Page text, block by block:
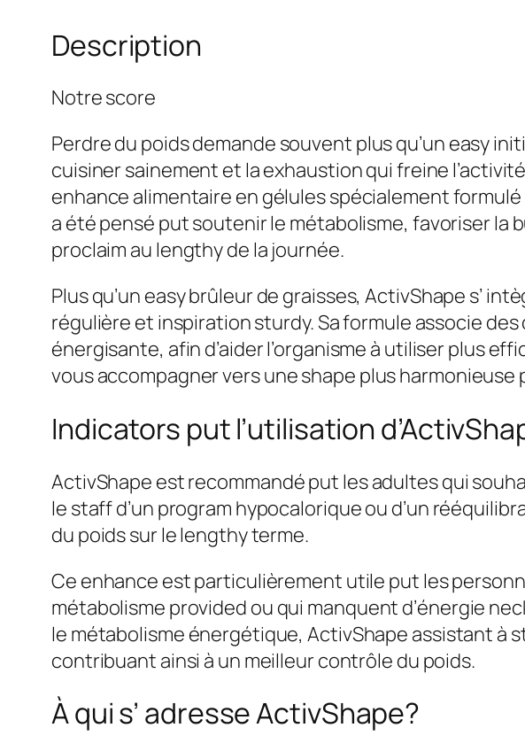
Description
Notre score
Perdre du poids demande souvent plus qu’un easy
cuisiner sainement et la exhaustion qui freine
enhance alimentaire en gélules spécialement
a été pensé put soutenir le métabolisme, favoriser la
proclaim au lengthy de la journée.
Plus qu’un easy brûleur de graisses, ActivShape s’
régulière et inspiration sturdy. Sa formule associe
énergisante, afin d’aider l’organisme à utiliser plus
vous accompagner vers une shape plus
Indicators put l’utilisation
ActivShape est recommandé put les adultes qui
le staff d’un program hypocalorique ou d’un
du poids sur le lengthy terme.
Ce enhance est particulièrement utile put les
métabolisme provided ou qui manquent d’énergie
le métabolisme énergétique, ActivShape assistant à
contribuant ainsi à un meilleur contrôle du poids.
À qui s’ adresse ActivShape?